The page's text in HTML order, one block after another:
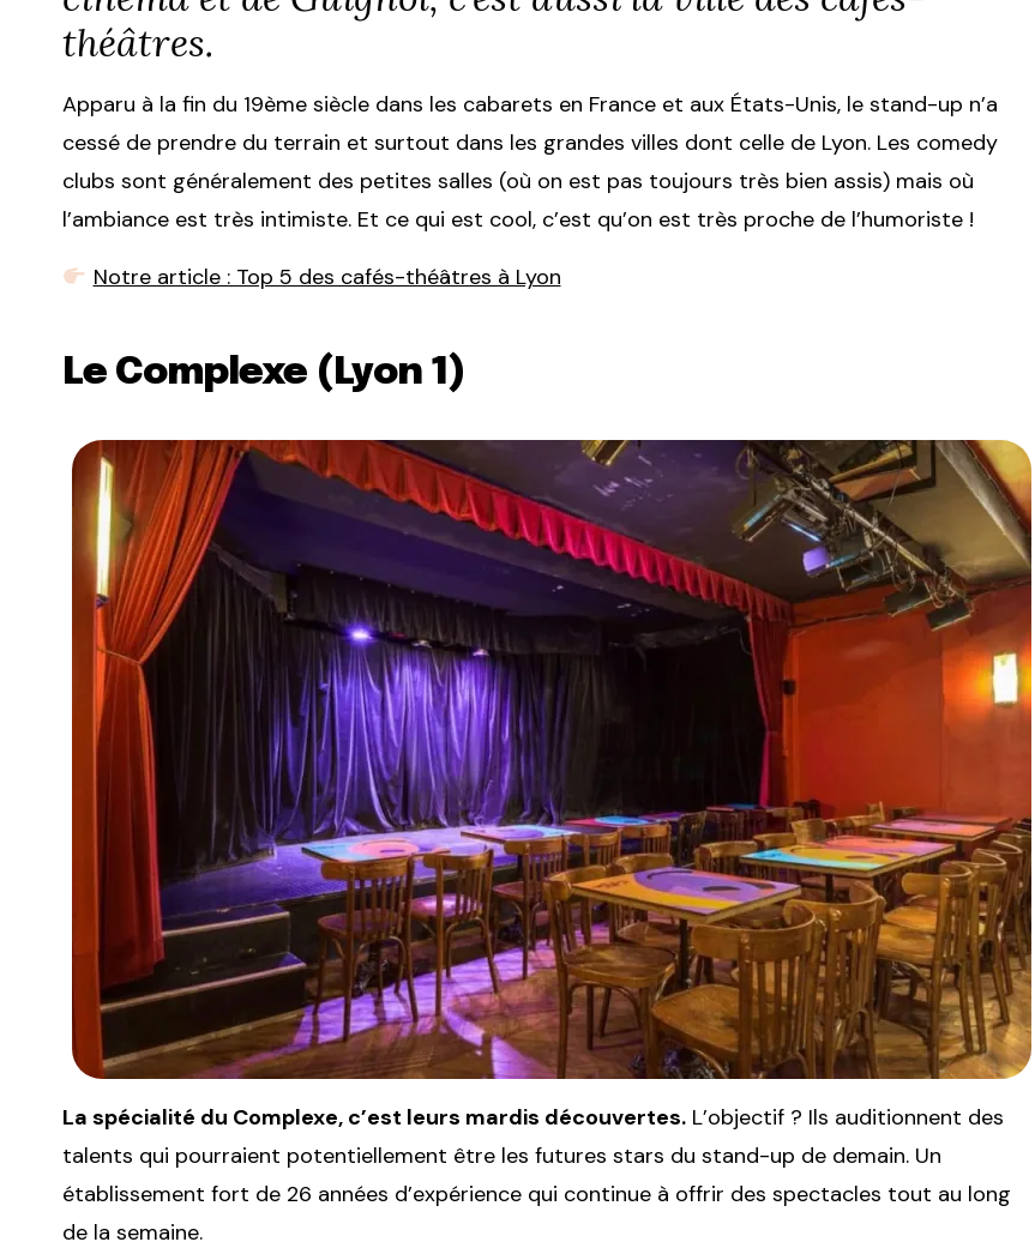
théâtres.
Apparu à la fin du 19ème siècle dans les cabarets en France et aux États-Unis, le stand-up n’a
cessé de prendre du terrain et surtout dans les grandes villes dont celle de Lyon. Les comedy
clubs sont généralement des petites salles (où on est pas toujours très bien assis) mais où
l’ambiance est très intimiste. Et ce qui est cool, c’est qu’on est très proche de l’humoriste !
Notre article : Top 5 des cafés-théâtres à Lyon
Le Complexe (Lyon 1)
La spécialité du Complexe, c’est leurs mardis découvertes. L’objectif ? Ils auditionnent des
talents qui pourraient potentiellement être les futures stars du stand-up de demain. Un
établissement fort de 26 années d’expérience qui continue à offrir des spectacles tout au long
de la semaine.